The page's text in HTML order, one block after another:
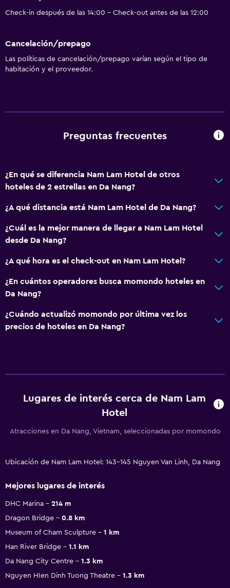
Check-in después de las 14:00 - Check-out antes de las 12:00
Cancelación/prepago
Las políticas de cancelación/prepago varían según el tipo de
habitación y el proveedor.
Preguntas frecuentes
¿En qué se diferencia Nam Lam Hotel de otros
hoteles de 2 estrellas en Da Nang?
¿A qué distancia está Nam Lam Hotel de Da Nang?
¿Cuál es la mejor manera de llegar a Nam Lam Hotel
desde Da Nang?
¿A qué hora es el check-out en Nam Lam Hotel?
¿En cuántos operadores busca momondo hoteles en
Da Nang?
¿Cuándo actualizó momondo por última vez los
precios de hoteles en Da Nang?
Lugares de interés cerca de Nam Lam
Hotel
Atracciones en Da Nang, Vietnam, seleccionadas por momondo
Ubicación de Nam Lam Hotel: 143-145 Nguyen Van Linh, Da Nang
Mejores lugares de interés
DHC Marina
214 m
Dragon Bridge
0.8 km
Museum of Cham Sculpture
1 km
Han River Bridge
1.1 km
Da Nang City Centre
1.3 km
Nguyen HIen Dinh Tuong Theatre
1.3 km